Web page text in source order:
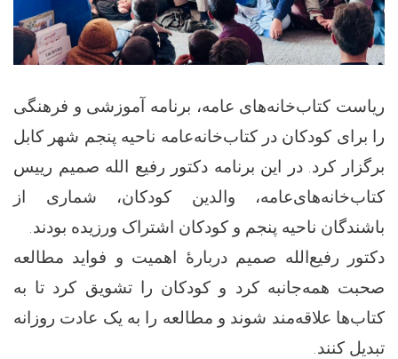
ریاست کتاب‌خانه‌های عامه، برنامه آموزشی و فرهنگی
را برای کودکان در کتاب‌خانه‌عامه ناحیه پنجم شهر کابل
برگزار کرد. در این برنامه دکتور رفیع الله صمیم رییس
کتاب‌خانه‌های‌عامه، والدین کودکان، شماری از
باشندگان ناحیه پنجم و کودکان اشتراک ورزیده بودند.
دکتور رفیع‌الله صمیم دربارهٔ اهمیت و فواید مطالعه
صحبت همه‌جانبه کرد و کودکان را تشویق کرد تا به
کتاب‌ها علاقه‌مند شوند و مطالعه را به یک عادت روزانه
تبدیل کنند.